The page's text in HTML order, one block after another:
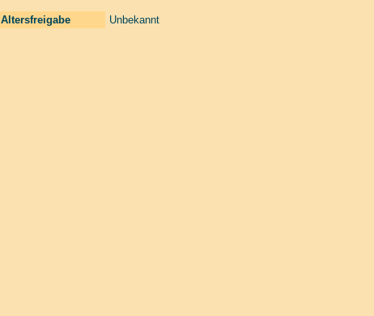
Altersfreigabe Unbekannt